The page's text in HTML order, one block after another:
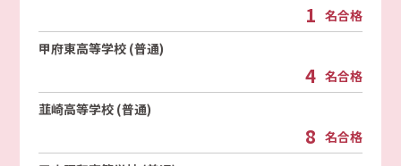
1 名合格
甲府東高等学校 (普通)
4 名合格
韮崎高等学校 (普通)
8 名合格